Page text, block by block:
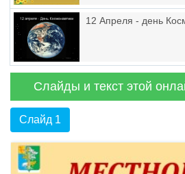
12 Апреля - день
Слайды и текст этой
Слайд 1